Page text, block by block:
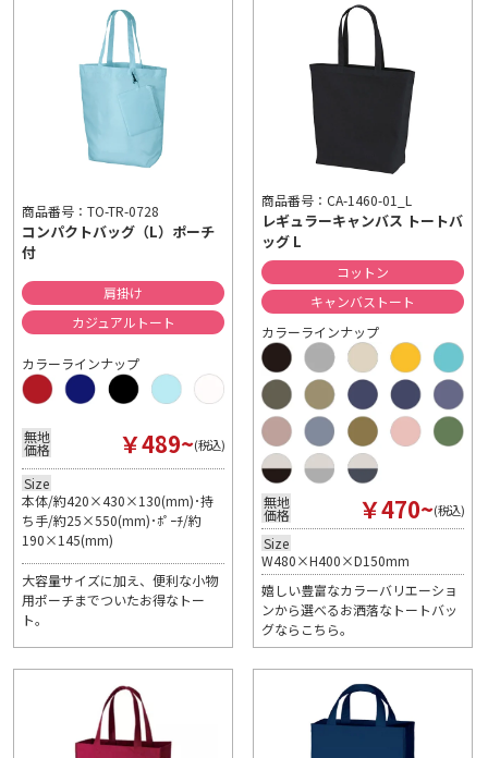
商品番号：TO-TR-0728
コンパクトバッグ（L）ポーチ
付
肩掛け
カジュアルトート
カラーラインナップ
無地
価格 ￥489~(税込)
Size
本体/約420×430×130(mm)･持
ち手/約25×550(mm)･ﾎﾟｰﾁ/約
190×145(mm)
大容量サイズに加え、便利な小物
用ポーチまでついたお得なトー
ト。
商品番号：CA-1460-01_L
レギュラーキャンバス トートバ
ッグ L
コットン
キャンバストート
カラーラインナップ
無地
価格 ￥470~(税込)
Size
W480×H400×D150mm
嬉しい豊富なカラーバリエーショ
ンから選べるお洒落なトートバッ
グならこちら。